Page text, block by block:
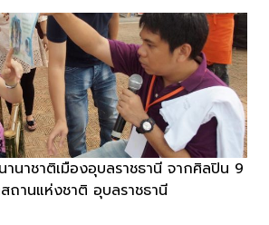
านาชาติเมืองอุบลราชธานี จากศิลปิน 9
นแห่งชาติ อุบลราชธานี